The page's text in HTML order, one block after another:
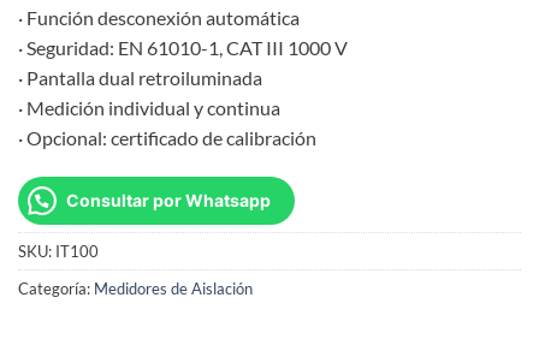
· Función desconexión automática
· Seguridad: EN 61010-1, CAT III 1000 V
· Pantalla dual retroiluminada
· Medición individual y continua
· Opcional: certificado de calibración
Consultar por Whatsapp
SKU: IT100
Categoría: Medidores de Aislación